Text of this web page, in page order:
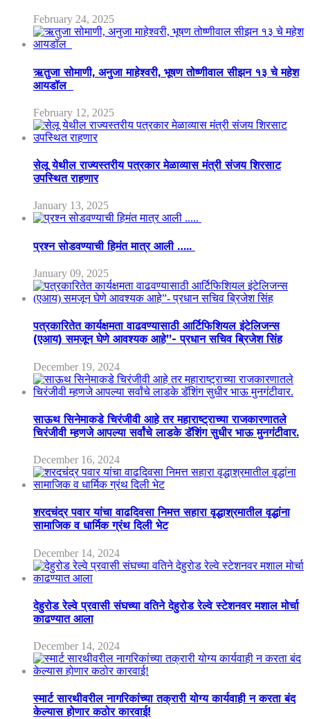
February 24, 2025
ऋतुजा सोमाणी, अनुजा माहेश्वरी, भूषण तोष्णीवाल सीझन १३ चे महेश
आयडॉल
February 12, 2025
सेलू येथील राज्यस्तरीय पत्रकार मेळाव्यास मंत्री संजय शिरसाट
उपस्थित राहणार
January 13, 2025
प्रश्न सोडवण्याची हिमंत मात्र आली …..
January 09, 2025
पत्रकारितेत कार्यक्षमता वाढवण्यासाठी आर्टिफिशियल इंटेलिजन्स
(एआय) समजून घेणे आवश्यक आहे”- प्रधान सचिव ब्रिजेश सिंह
December 19, 2024
साऊथ सिनेमाकडे चिरंजीवी आहे तर महाराष्ट्राच्या राजकारणातले
चिरंजीवी म्हणजे आपल्या सर्वांचे लाडके डॅशिंग सुधीर भाऊ मुनगंटीवार.
December 16, 2024
शरदचंद्र पवार यांचा वाढदिवसा निमत्त सहारा वृद्धाश्रमातील वृद्धांना
सामाजिक व धार्मिक ग्रंथ दिली भेट
December 14, 2024
देहुरोड रेल्वे प्रवासी संघच्या वतिने देहुरोड रेल्वे स्टेशनवर मशाल मोर्चा
काढण्यात आला
December 14, 2024
स्मार्ट सारथीवरील नागरिकांच्या तक्रारी योग्य कार्यवाही न करता बंद
केल्यास होणार कठोर कारवाई!